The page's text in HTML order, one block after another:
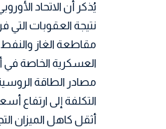
يُذكر أن الاتحاد
نتيجة العقوبات
مقاطعة الغاز والنفط
العسكرية الخاصة في
مصادر الطاقة
التكلفة إلى ارتفاع
أثقل كاهل الميزان